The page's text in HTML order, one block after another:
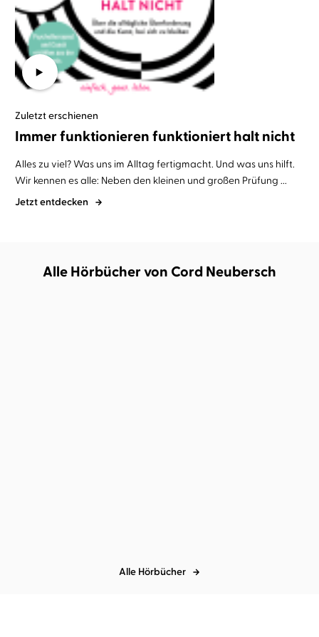
Zuletzt erschienen
Immer funktionieren funktioniert halt nicht
Alles zu viel? Was uns im Alltag fertigmacht. Und was uns hilft.
Wir kennen es alle: Neben den kleinen und großen Prüfung ...
Jetzt entdecken
Alle Hörbücher von Cord Neubersch
Alle Hörbücher